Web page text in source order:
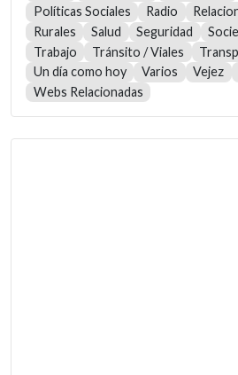
Políticas Sociales
Radio
Rurales
Salud Seguridad
Trabajo
Tránsito / Viales
Un día como hoy
Varios Vejez
Webs Relacionadas